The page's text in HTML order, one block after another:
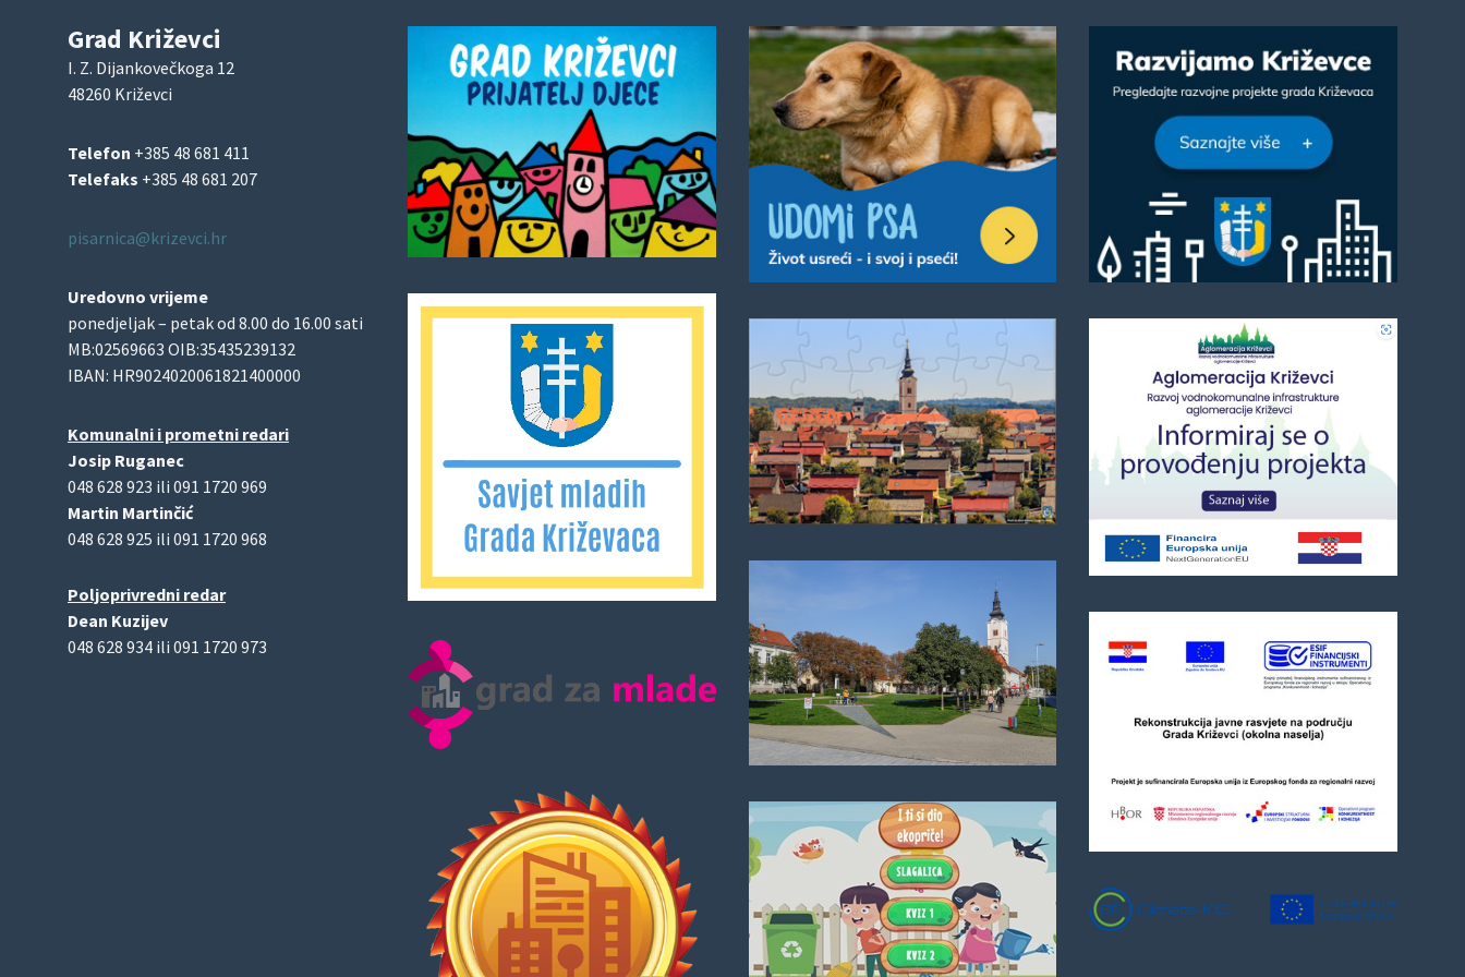
Grad Križevci
I. Z. Dijankovečkoga 12
48260 Križevci
Telefon +385 48 681 411
Telefaks +385 48 681 207
pisarnica@krizevci.hr
Uredovno vrijeme
ponedjeljak – petak od 8.00 do 16.00 sati
MB:02569663 OIB:35435239132
IBAN: HR9024020061821400000
Komunalni i prometni redari
Josip Ruganec
048 628 923 ili 091 1720 969
Martin Martinčić
048 628 925 ili 091 1720 968
Poljoprivredni redar
Dean Kuzijev
048 628 934 ili 091 1720 973